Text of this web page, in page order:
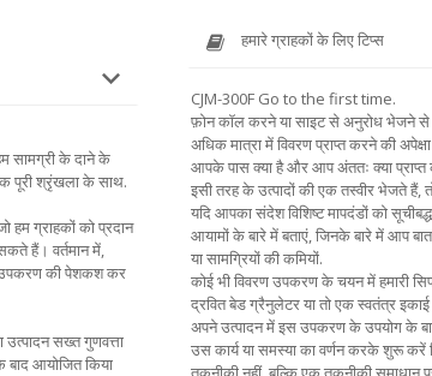
सामग्री के दाने के
पूरी श्रृंखला के साथ.
हम ग्राहकों को प्रदान
हैं। वर्तमान में,
उपकरण की पेशकश कर
सख्त गुणवत्ता
आयोजित किया
हमारे ग्राहकों के लिए टिप्स
CJM-300F Go to the first time.
फ़ोन कॉल करने या साइट से अनुरोध भेजने
अधिक मात्रा में विवरण प्राप्त करने की
आपके पास क्या है और आप अंततः क्या
इसी तरह के उत्पादों की एक तस्वीर भेजते
यदि आपका संदेश विशिष्ट मापदंडों को
आयामों के बारे में बताएं, जिनके बारे में आप
या सामग्रियों की कमियों.
कोई भी विवरण उपकरण के चयन में हमारी
द्रवित बेड ग्रैनुलेटर या तो एक स्वतंत्र
अपने उत्पादन में इस उपकरण के उपयोग के
उस कार्य या समस्या का वर्णन करके शुरू